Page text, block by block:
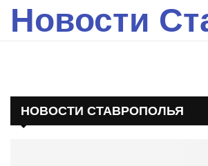
Новости
НОВОСТИ СТАВРОПОЛЬЯ